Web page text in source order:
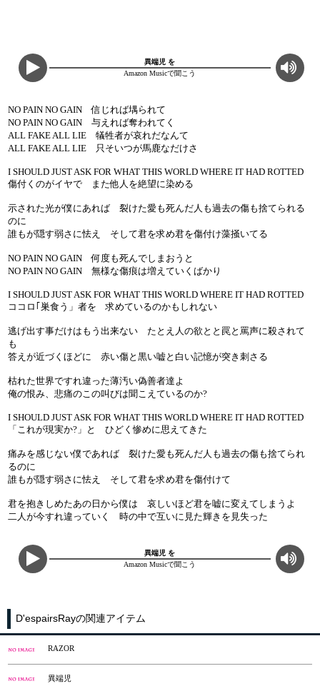
異端児 を
Amazon Musicで聞こう
NO PAIN NO GAIN 信じれば堣られて
NO PAIN NO GAIN 与えれば奪われてく
ALL FAKE ALL LIE 犠牲者が哀れだなんて
ALL FAKE ALL LIE 只そいつが馬鹿なだけさ
I SHOULD JUST ASK FOR WHAT THIS WORLD WHERE IT HAD ROTTED
傷付くのがイヤで また他人を絶望に染める
示された光が僕にあれば 裂けた愛も死んだ人も過去の傷も捨てられる
のに
誰もが隠す弱さに怯え そして君を求め君を傷付け藻掻いてる
NO PAIN NO GAIN 何度も死んでしまおうと
NO PAIN NO GAIN 無様な傷痕は増えていくばかり
I SHOULD JUST ASK FOR WHAT THIS WORLD WHERE IT HAD ROTTED
ココロ｢巣食う」者を 求めているのかもしれない
逃げ出す事だけはもう出来ない たとえ人の欲とと罠と罵声に殺されて
も
答えが近づくほどに 赤い傷と黒い嘘と白い記憶が突き刺さる
枯れた世界ですれ違った薄汚い偽善者達よ
俺の恨み、悲痛のこの叫びは聞こえているのか?
I SHOULD JUST ASK FOR WHAT THIS WORLD WHERE IT HAD ROTTED
「これが現実か?」と ひどく惨めに思えてきた
痛みを感じない僕であれば 裂けた愛も死んだ人も過去の傷も捨てられ
るのに
誰もが隠す弱さに怯え そして君を求め君を傷付けて
君を抱きしめたあの日から僕は 哀しいほど君を嘘に変えてしまうよ
二人が今すれ違っていく 時の中で互いに見た輝きを見失った
異端児 を
Amazon Musicで聞こう
D'espairsRayの関連アイテム
RAZOR
異端児